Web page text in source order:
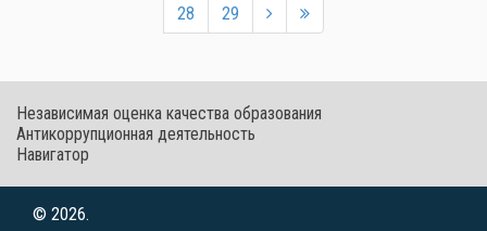
28 29
Независимая оценка качества образования
Антикоррупционная деятельность
Навигатор
© 2026.